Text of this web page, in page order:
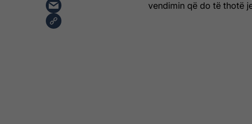
vendimin që do të thotë